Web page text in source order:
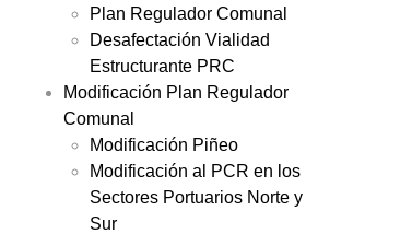
Plan Regulador Comunal
Desafectación Vialidad
Estructurante PRC
Modificación Plan Regulador
Comunal
Modificación Piñeo
Modificación al PCR en los
Sectores Portuarios Norte y
Sur